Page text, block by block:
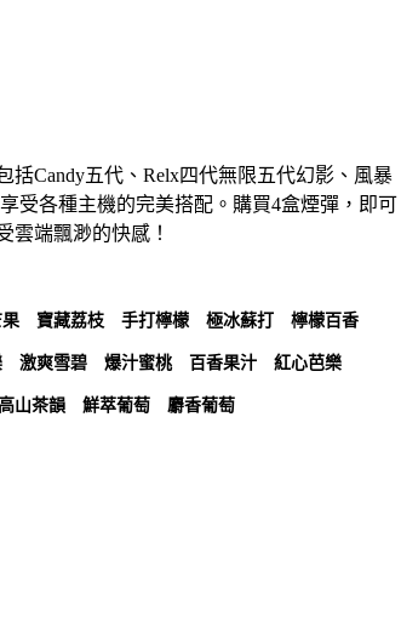
Candy五代、Relx四代無限五代幻影、風暴
受各種主機的完美搭配。購買4盒煙彈，即可
雲端飄渺的快感！
寶藏荔枝 手打檸檬 極冰蘇打 檸檬百香
激爽雪碧 爆汁蜜桃 百香果汁 紅心芭樂
高山茶韻 鮮萃葡萄 麝香葡萄